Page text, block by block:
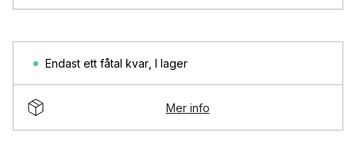
Endast ett fåtal kvar I lager
Mer info